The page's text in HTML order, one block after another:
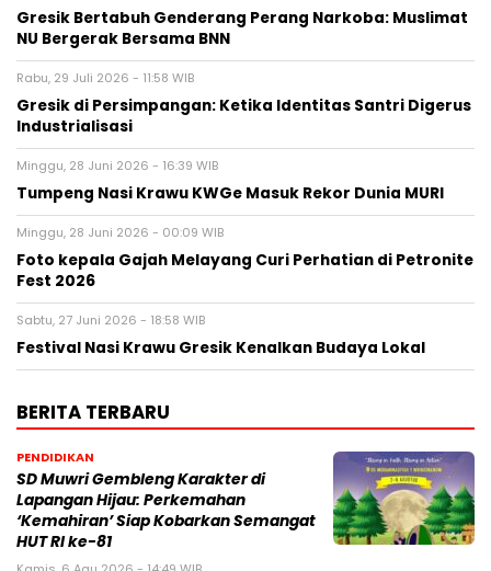
Gresik Bertabuh Genderang Perang Narkoba: Muslimat
NU Bergerak Bersama BNN
Rabu, 29 Juli 2026 - 11:58 WIB
Gresik di Persimpangan: Ketika Identitas Santri Digerus
Industrialisasi
Minggu, 28 Juni 2026 - 16:39 WIB
Tumpeng Nasi Krawu KWGe Masuk Rekor Dunia MURI
Minggu, 28 Juni 2026 - 00:09 WIB
Foto kepala Gajah Melayang Curi Perhatian di Petronite
Fest 2026
Sabtu, 27 Juni 2026 - 18:58 WIB
Festival Nasi Krawu Gresik Kenalkan Budaya Lokal
BERITA TERBARU
PENDIDIKAN
SD Muwri Gembleng Karakter di
Lapangan Hijau: Perkemahan
‘Kemahiran’ Siap Kobarkan Semangat
HUT RI ke-81